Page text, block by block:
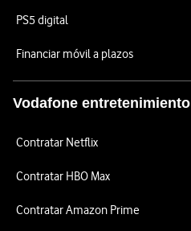
PS5 digital
Financiar móvil a plazos
Vodafone entretenimiento
Contratar Netflix
Contratar HBO Max
Contratar Amazon Prime